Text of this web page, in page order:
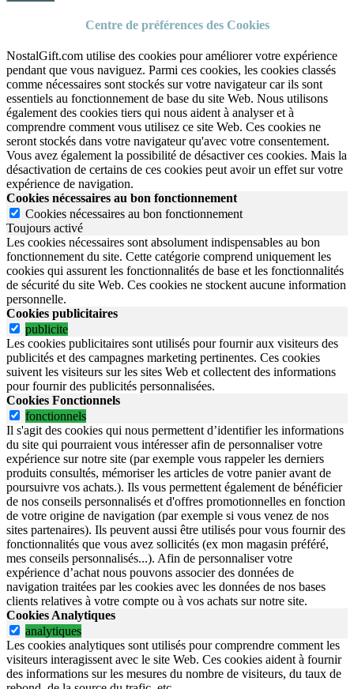
Centre de préférences des Cookies
NostalGift.com utilise des cookies pour améliorer votre expérience
pendant que vous naviguez. Parmi ces cookies, les cookies classés
comme nécessaires sont stockés sur votre navigateur car ils sont
essentiels au fonctionnement de base du site Web. Nous utilisons
également des cookies tiers qui nous aident à analyser et à
comprendre comment vous utilisez ce site Web. Ces cookies ne
seront stockés dans votre navigateur qu'avec votre consentement.
Vous avez également la possibilité de désactiver ces cookies. Mais la
désactivation de certains de ces cookies peut avoir un effet sur votre
expérience de navigation.
Cookies nécessaires au bon fonctionnement
Cookies nécessaires au bon fonctionnement
Toujours activé
Les cookies nécessaires sont absolument indispensables au bon
fonctionnement du site. Cette catégorie comprend uniquement les
cookies qui assurent les fonctionnalités de base et les fonctionnalités
de sécurité du site Web. Ces cookies ne stockent aucune information
personnelle.
Cookies publicitaires
publicite
Les cookies publicitaires sont utilisés pour fournir aux visiteurs des
publicités et des campagnes marketing pertinentes. Ces cookies
suivent les visiteurs sur les sites Web et collectent des informations
pour fournir des publicités personnalisées.
Cookies Fonctionnels
fonctionnels
Il s'agit des cookies qui nous permettent d’identifier les informations
du site qui pourraient vous intéresser afin de personnaliser votre
expérience sur notre site (par exemple vous rappeler les derniers
produits consultés, mémoriser les articles de votre panier avant de
poursuivre vos achats.). Ils vous permettent également de bénéficier
de nos conseils personnalisés et d'offres promotionnelles en fonction
de votre origine de navigation (par exemple si vous venez de nos
sites partenaires). Ils peuvent aussi être utilisés pour vous fournir des
fonctionnalités que vous avez sollicités (ex mon magasin préféré,
mes conseils personnalisés...). Afin de personnaliser votre
expérience d’achat nous pouvons associer des données de
navigation traitées par les cookies avec les données de nos bases
clients relatives à votre compte ou à vos achats sur notre site.
Cookies Analytiques
analytiques
Les cookies analytiques sont utilisés pour comprendre comment les
visiteurs interagissent avec le site Web. Ces cookies aident à fournir
des informations sur les mesures du nombre de visiteurs, du taux de